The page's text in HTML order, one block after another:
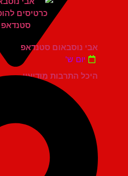
היכל התרבות מודיעין
אבי נוסבאום סטנדאפ
יום ש'